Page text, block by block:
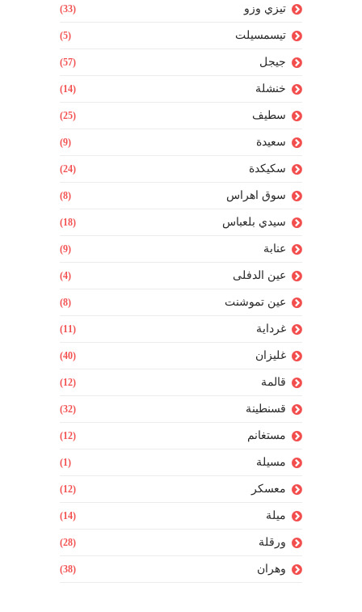
تيزي وزو (33)
تيسمسيلت (5)
جيجل (57)
خنشلة (14)
سطيف (25)
سعيدة (9)
سكيكدة (24)
سوق اهراس (8)
سيدي بلعباس (18)
عنابة (9)
عين الدفلى (4)
عين تموشنت (8)
غرداية (11)
غليزان (40)
قالمة (12)
قسنطينة (32)
مستغانم (12)
مسيلة (1)
معسكر (12)
ميلة (14)
ورقلة (28)
وهران (38)